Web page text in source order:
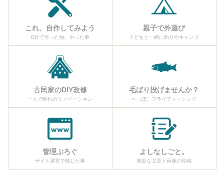
これ、自作してみよう
DIYで作った物、やった事
親子で外遊び
子どもと一緒に釣りやキャンプ
古民家のDIY改修
一人で離れのリノベーション
毛ばり投げませんか？
へっぽこフライフィッシング
管理ぶろぐ
サイト運営で感じた事
よしなしごと。
簡単な文章と画像の投稿